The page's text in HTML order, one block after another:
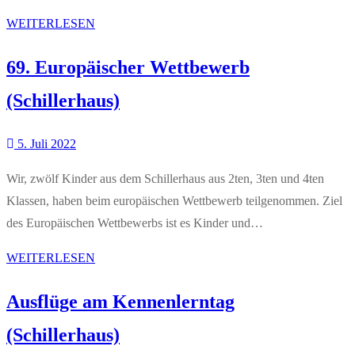
WEITERLESEN
69. Europäischer Wettbewerb
(Schillerhaus)
5. Juli 2022
Wir, zwölf Kinder aus dem Schillerhaus aus 2ten, 3ten und 4ten
Klassen, haben beim europäischen Wettbewerb teilgenommen. Ziel
des Europäischen Wettbewerbs ist es Kinder und…
WEITERLESEN
Ausflüge am Kennenlerntag
(Schillerhaus)